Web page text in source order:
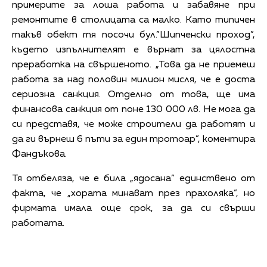
примерите за лоша работа и забавяне при
ремонтите в столицата са малко. Като типичен
такъв обект тя посочи бул.”Шипченски проход”,
където изпълнителят е върнат за цялостна
преработка на свършеното. „Това да не приемеш
работа за над половин милион мисля, че е доста
сериозна санкция. Отделно от това, ще има
финансова санкция от поне 130 000 лв. Не мога да
си представя, че може строители да работят и
да ги върнеш 6 пъти за един тротоар”, коментира
Фандъкова.
Тя отбеляза, че е била „ядосана” единствено от
факта, че „хората минават през прахоляка”, но
фирмата имала още срок, за да си свърши
работата.